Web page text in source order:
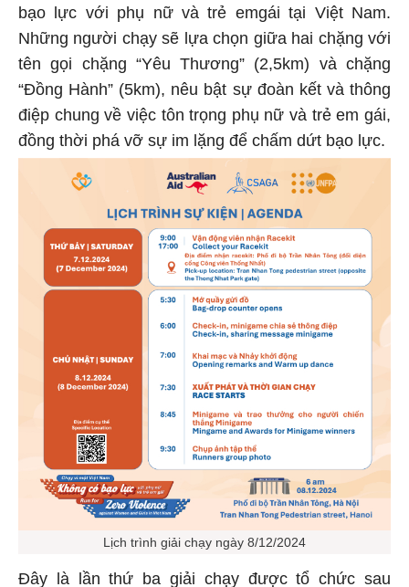
bạo lực với phụ nữ và trẻ emgái tại Việt Nam.
Những người chạy sẽ lựa chọn giữa hai chặng với
tên gọi chặng “Yêu Thương” (2,5km) và chặng
“Đồng Hành” (5km), nêu bật sự đoàn kết và thông
điệp chung về việc tôn trọng phụ nữ và trẻ em gái,
đồng thời phá vỡ sự im lặng để chấm dứt bạo lực.
Lịch trình giải chạy ngày 8/12/2024
Đây là lần thứ ba giải chạy được tổ chức sau